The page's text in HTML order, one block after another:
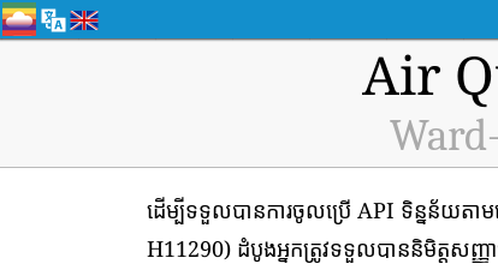
Air
ដើម្បីទទួលបានការចូលប្រើ API ទិន្នន័យត
H11290) ដំបូងអ្នកត្រូវទទួលបាននិមិត្តសញ្ញា